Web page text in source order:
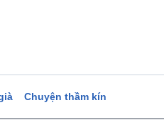
Chuyện thầm kín